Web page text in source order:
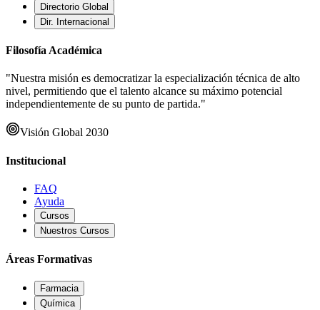
Directorio Global
Dir. Internacional
Filosofía Académica
"Nuestra misión es democratizar la especialización técnica de alto
nivel, permitiendo que el talento alcance su máximo potencial
independientemente de su punto de partida."
Visión Global 2030
Institucional
FAQ
Ayuda
Cursos
Nuestros Cursos
Áreas Formativas
Farmacia
Química